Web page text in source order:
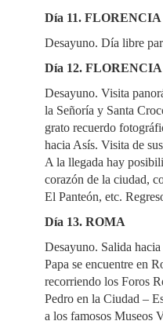
Día 11. FLORENCIA
Desayuno. Día libre
Día 12.
Desayuno. Visita
la Señoría y Santa
grato recuerdo
hacia Asís. Visita de
A la llegada hay
corazón de la ciudad,
El Panteón, etc.
Día 13. ROMA
Desayuno. Salida
Papa se encuentre en
recorriendo los Foros
Pedro en la Ciudad –
a los famosos Museos